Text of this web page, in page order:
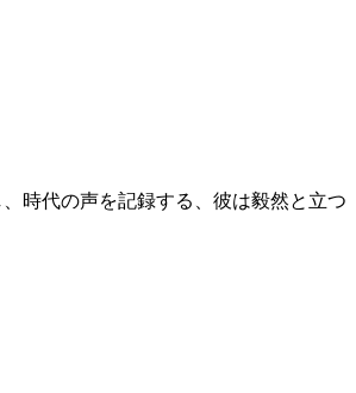
時代の声を記録する、彼は毅然と立つ